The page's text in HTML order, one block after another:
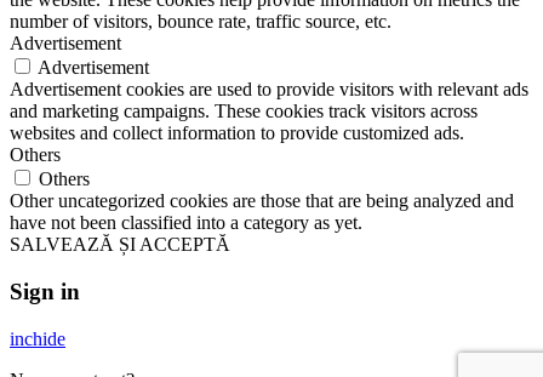
number of visitors, bounce rate, traffic source, etc.
Advertisement
Advertisement
Advertisement cookies are used to provide visitors with relevant ads
and marketing campaigns. These cookies track visitors across
websites and collect information to provide customized ads.
Others
Others
Other uncategorized cookies are those that are being analyzed and
have not been classified into a category as yet.
SALVEAZĂ ȘI ACCEPTĂ
Sign in
inchide